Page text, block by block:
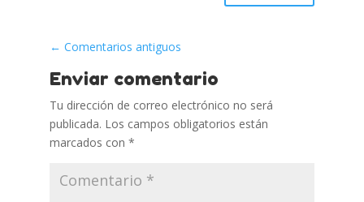
← Comentarios antiguos
Enviar comentario
Tu dirección de correo electrónico no será
publicada. Los campos obligatorios están
marcados con *